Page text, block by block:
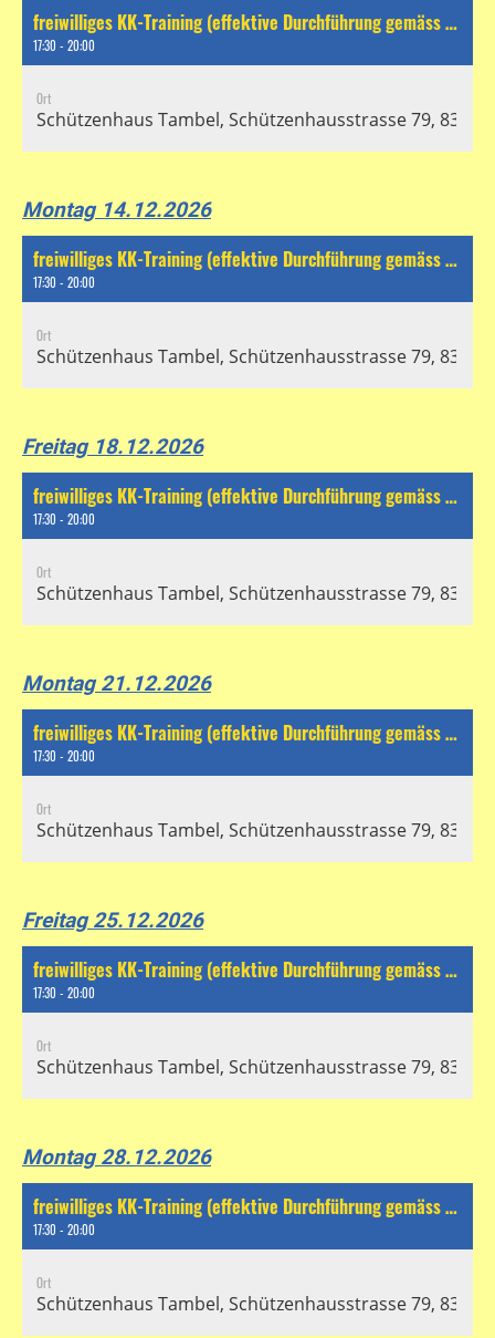
freiwilliges KK-Training (effektive Durchführung gemäss separatem Chat)
17:30 - 20:00
Ort
Schützenhaus Tambel, Schützenhausstrasse 79, 8304
Montag 14.12.2026
freiwilliges KK-Training (effektive Durchführung gemäss separatem Chat)
17:30 - 20:00
Ort
Schützenhaus Tambel, Schützenhausstrasse 79, 8304
Freitag 18.12.2026
freiwilliges KK-Training (effektive Durchführung gemäss separatem Chat)
17:30 - 20:00
Ort
Schützenhaus Tambel, Schützenhausstrasse 79, 8304
Montag 21.12.2026
freiwilliges KK-Training (effektive Durchführung gemäss separatem Chat)
17:30 - 20:00
Ort
Schützenhaus Tambel, Schützenhausstrasse 79, 8304
Freitag 25.12.2026
freiwilliges KK-Training (effektive Durchführung gemäss separatem Chat)
17:30 - 20:00
Ort
Schützenhaus Tambel, Schützenhausstrasse 79, 8304
Montag 28.12.2026
freiwilliges KK-Training (effektive Durchführung gemäss separatem Chat)
17:30 - 20:00
Ort
Schützenhaus Tambel, Schützenhausstrasse 79, 8304